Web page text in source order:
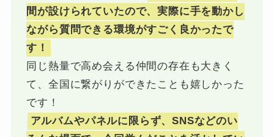
間が設けられていたので、実際に手を動かし
ながら質問できる環境がすごく良かったで
す！
同じ熱量で高め会える仲間の存在も大きく
て、全国に繋がりができたことも嬉しかった
です！
アルバムやパネルに限らず、SNSなどのい